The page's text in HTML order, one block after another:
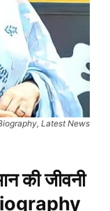
Biography, Latest News
की जीवनी